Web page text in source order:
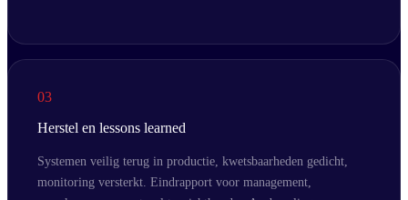
03
Herstel en lessons learned
Systemen veilig terug in productie, kwetsbaarheden gedicht,
monitoring versterkt. Eindrapport voor management,